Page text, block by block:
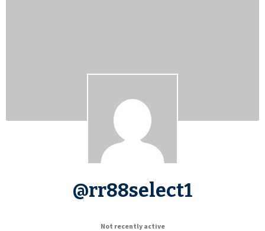
@rr88select1
Not recently active